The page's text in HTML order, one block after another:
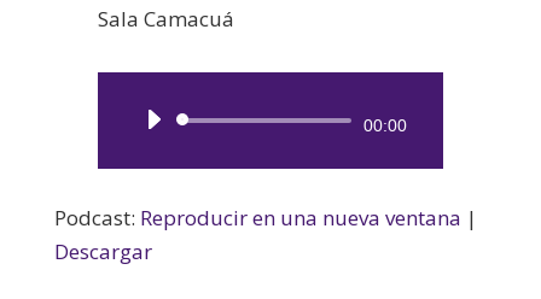
Sala Camacuá
Reproductor
00:00
Podcast: Reproducir en una nueva ventana |
Descargar